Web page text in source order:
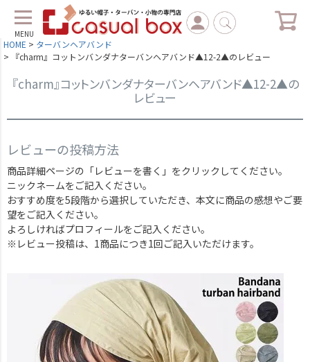
MENU
HOME
ターバンヘアバンド
『charm』コットンバンダナターバンヘアバンド▲12-2▲のレビュー
『charm』コットンバンダナターバンヘアバンド▲12-2▲の
レビュー
レビューの投稿方法
商品詳細ページの「レビューを書く」をクリックしてください。
ニックネームをご記入ください。
おすすめ度を5段階から選択していただき、本文に商品の感想やご要
望をご記入ください。
よろしければプロフィールをご記入ください。
※レビュー投稿は、1商品につき1回ご記入いただけます。